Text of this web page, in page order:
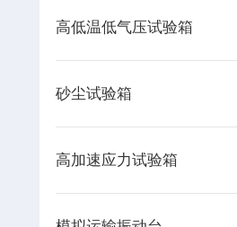
高低温低气压试验箱
砂尘试验箱
高加速应力试验箱